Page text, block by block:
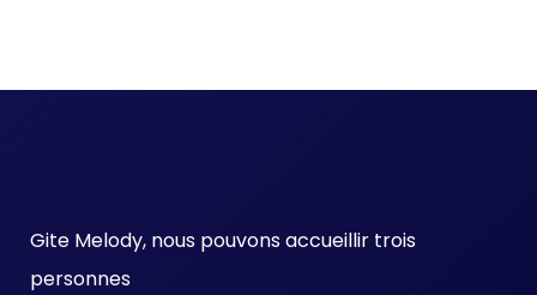
Gite Melody, nous pouvons accueillir trois
personnes